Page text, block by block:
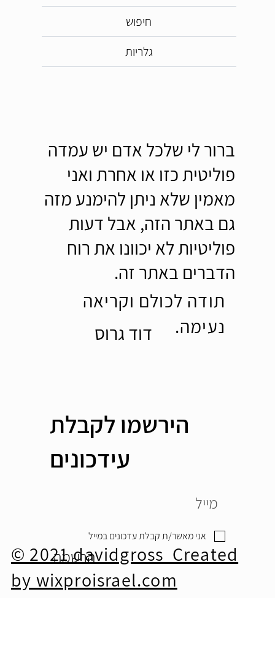
חיפוש
גלריות
ברור לי שלכל אדם יש עמדה
פוליטית כזו או אחרת ואני
מאמין שלא ניתן להימנע מזה
גם באתר הזה, אבל דעות
פוליטיות לא יכוונו את רוח
הדברים באתר זה.
תודה לכולם וקריאה
נעימה.
דוד גרוס
הירשמו לקבלת
עידכונים
הרשמה
אני מאשר/ת קבלת עדכונים במייל
© 2021 davidgross Created
by wixproisrael.com